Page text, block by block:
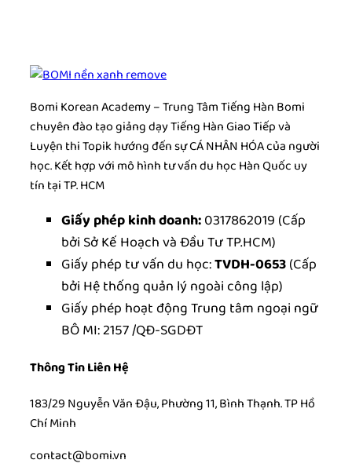
Bomi Korean Academy – Trung Tâm Tiếng Hàn Bomi
chuyên đào tạo giảng dạy Tiếng Hàn Giao Tiếp và
Luyện thi Topik hướng đến sự CÁ NHÂN HÓA của người
học. Kết hợp với mô hình tư vấn du học Hàn Quốc uy
tín tại TP. HCM
Giấy phép kinh doanh:0317862019 (Cấp
bởi Sở Kế Hoạch và Đầu Tư TP.HCM)
Giấy phép tư vấn du học:TVDH-0653(Cấp
bởi Hệ thống quản lý ngoài công lập)
Giấy phép hoạt động Trung tâm ngoại ngữ
BÔ MI: 2157 /QĐ-SGDĐT
Thông Tin Liên Hệ
183/29 Nguyễn Văn Đậu, Phường 11, Bình Thạnh. TP Hồ
Chí Minh
contact@bomi.vn